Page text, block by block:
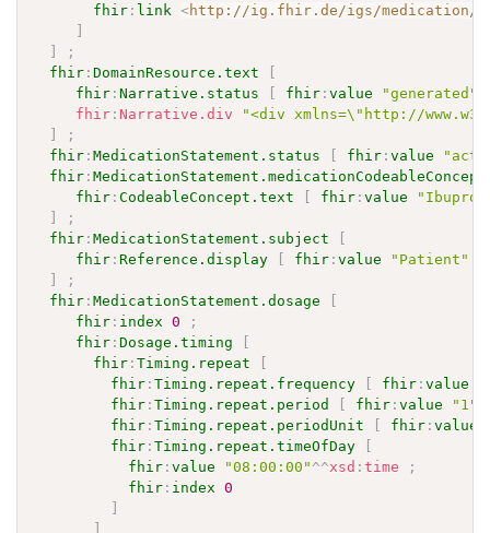
fhir : link <http://ig.fhir.de/igs/medication/
]
]
;
fhir :DomainResource.text
[
fhir :Narrative.status [ fhir :value "generated"
fhir : Narrative.div
"<div xmlns=\"http://
]
;
fhir :MedicationStatement.status [ fhir :value
fhir :MedicationStatement.medicationCodeableConcept
fhir :CodeableConcept.text [ fhir :value
]
;
fhir :MedicationStatement.subject
[
fhir : Reference.display [ fhir :value "Patient"
]
;
fhir :MedicationStatement.dosage
[
fhir : index 0
;
fhir :Dosage.timing
[
fhir :Timing.repeat
[
fhir :Timing.repeat.frequency [ fhir :value
fhir :Timing.repeat.period [ fhir :value "1"
fhir :Timing.repeat.periodUnit [ fhir :value
fhir :Timing.repeat.timeOfDay
[
fhir :value "08:00:00" ^^xsd :time
;
fhir : index
0
]
]